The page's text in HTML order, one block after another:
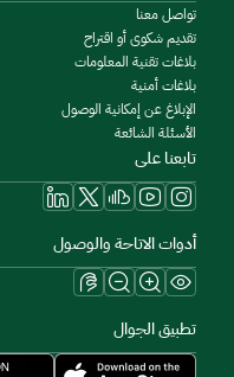
تواصل معنا
تقديم شكوى أو اقتراح
بلاغات تقنية المعلومات
بلاغات أمنية
الإبلاغ عن إمكانية الوصول
الأسئلة الشائعة
تابعنا على
أدوات الاتاحة والوصول
تطبيق الجوال